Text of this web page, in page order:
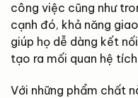
công việc cũng như
cạnh đó, khả năng
giúp họ dễ dàng kết
tạo ra mối quan hệ
Với những phẩm chất